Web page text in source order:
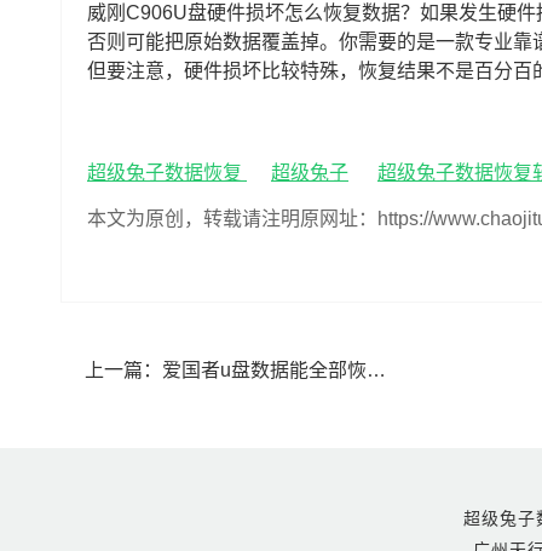
威刚C906U盘硬件损坏怎么恢复数据？如果发生硬
否则可能把原始数据覆盖掉。你需要的是一款专业
但要注意，硬件损坏比较特殊，恢复结果不是百分百
超级兔子数据恢复 超级兔子 超级兔子数据恢复
本文为原创，转载请注明原网址：https://
上一篇： 爱国者u盘数据能全部恢复吗(爱国者u盘数据如何全部恢复)
超级兔